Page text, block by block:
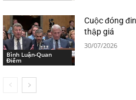
Bình Luận-Quan
Điểm
Cuộc đóng
thập giá
30/07/2026